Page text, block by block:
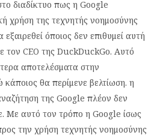
διαδίκτυο πως η Google
χρήση της τεχνητής νοημοσύνης
εξαιρεθεί όποιος δεν επιθυμεί αυτή
CEO της DuckDuckGo. Αυτό
αποτελέσματα στην
θα περίμενε βελτίωση. η
της Google πλέον δεν
Με αυτό τον τρόπο η Google ίσως
την χρήση τεχνητής νοημοσύνης